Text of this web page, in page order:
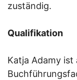
zuständig.
Qualifikation
Katja Adamy ist